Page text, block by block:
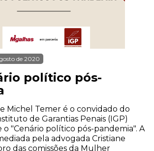
de 2020
político pós-
Michel Temer é o convidado do
de Garantias Penais (IGP)
o "Cenário político pós-pandemia". A
pela advogada Cristiane
das comissões da Mulher